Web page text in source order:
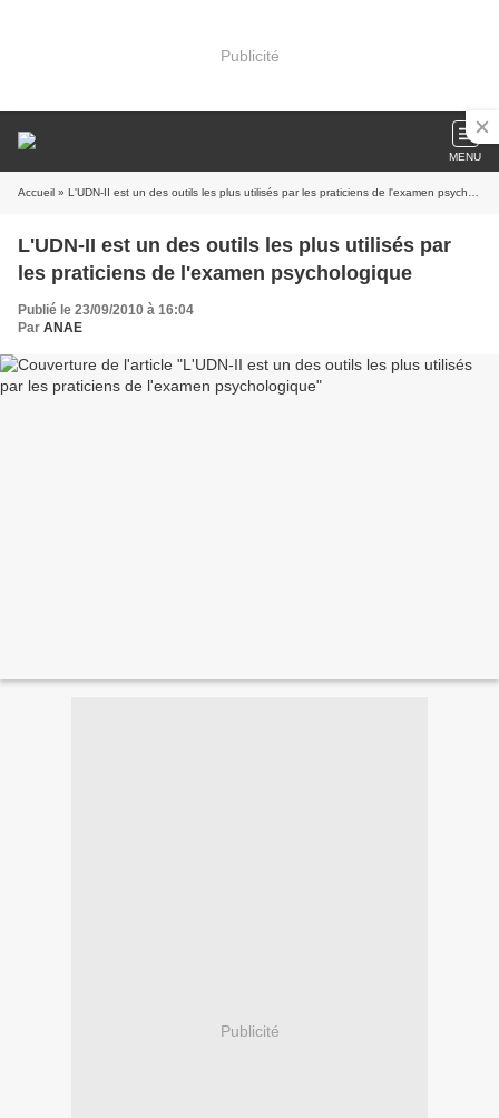
Publicité
MENU
Accueil » L'UDN-II est un des outils les plus utilisés par les praticiens de l'examen psychologique
L'UDN-II est un des outils les plus utilisés par
les praticiens de l'examen psychologique
Publié le 23/09/2010 à 16:04
Par ANAE
Publicité